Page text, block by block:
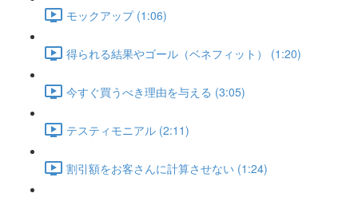
モックアップ (1:06)
得られる結果やゴール（ベネフィット） (1:20)
今すぐ買うべき理由を与える (3:05)
テスティモニアル (2:11)
割引額をお客さんに計算させない (1:24)